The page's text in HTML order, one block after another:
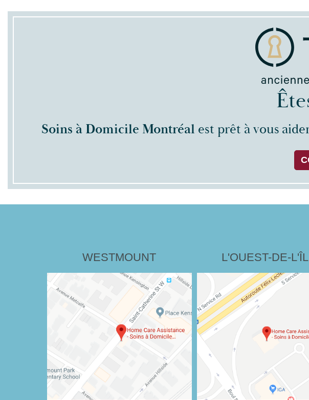
Soins à Domicile Montréal est prêt à vous
WESTMOUNT L'OUEST-DE-